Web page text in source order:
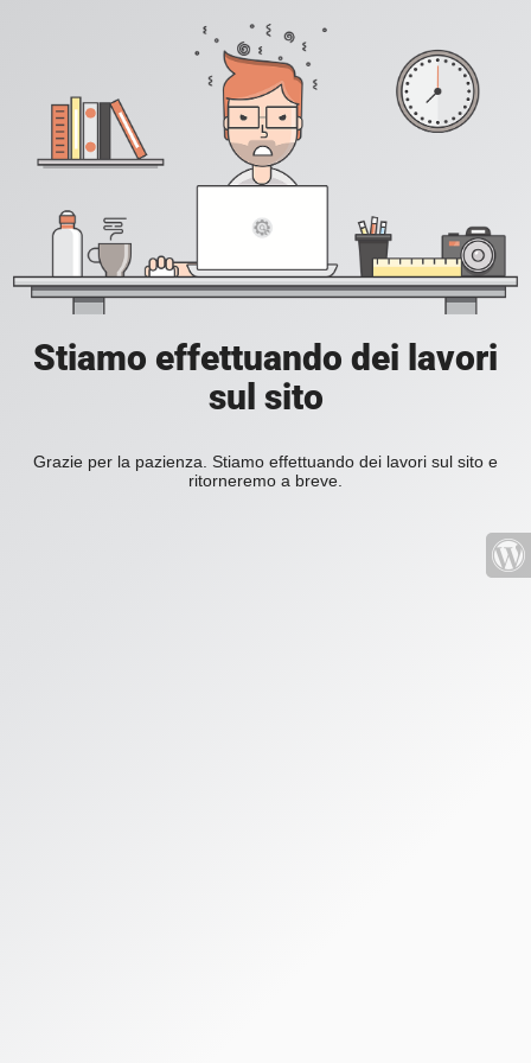
Stiamo effettuando dei lavori
sul sito
Grazie per la pazienza. Stiamo effettuando dei lavori sul sito e
ritorneremo a breve.